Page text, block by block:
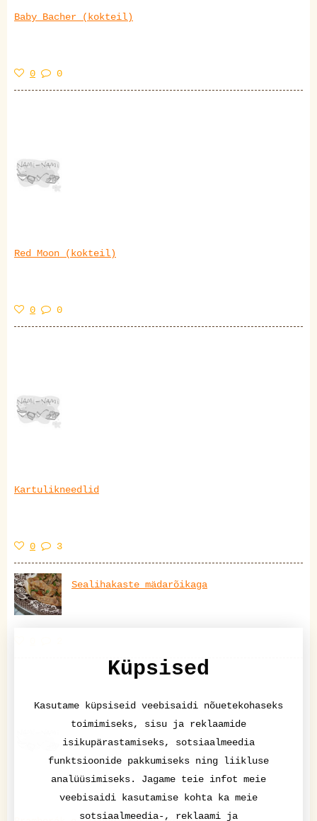
Baby Bacher (kokteil)
0 0
Red Moon (kokteil)
0 0
Kartulikneedlid
0 3
Sealihakaste mädarõikaga
Küpsised
Kasutame küpsiseid veebisaidi nõuetekohaseks
toimimiseks, sisu ja reklaamide
isikupärastamiseks, sotsiaalmeedia
funktsioonide pakkumiseks ning liikluse
analüüsimiseks. Jagame teie infot meie
veebisaidi kasutamise kohta ka meie
sotsiaalmeedia-, reklaami ja